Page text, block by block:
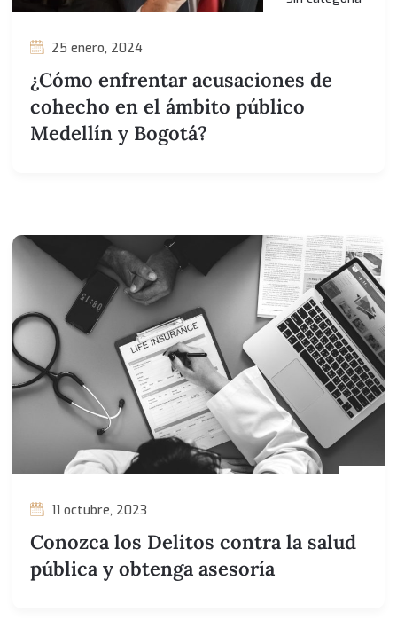
25 enero, 2024
¿Cómo enfrentar acusaciones de
cohecho en el ámbito público
Medellín y Bogotá?
11 octubre, 2023
Conozca los Delitos contra la salud
pública y obtenga asesoría